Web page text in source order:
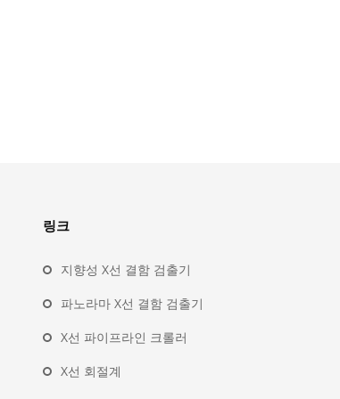
링크
지향성 X선 결함 검출기
파노라마 X선 결함 검출기
X선 파이프라인 크롤러
X선 회절계